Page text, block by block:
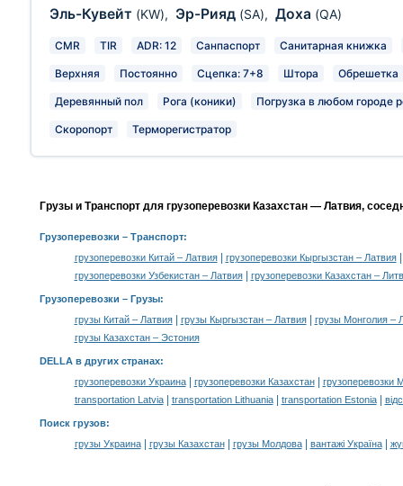
Эль-Кувейт (KW), Эр-Рияд (SA), Доха (QA)
CMR TIR ADR: 12 Санпаспорт Санитарная книжка
Верхняя Постоянно Сцепка: 7+8 Штора Обрешетка
Деревянный пол Рога (коники) Погрузка в любом городе
Скоропорт Терморегистратор
Грузы и Транспорт для грузоперевозки Казахстан — Латвия,
Грузоперевозки – Транспорт:
грузоперевозки Китай – Латвия| грузоперевозки Кыргызстан – Латвия
грузоперевозки Узбекистан – Латвия| грузоперевозки Казахстан –
Грузоперевозки – Грузы:
грузы Китай – Латвия| грузы Кыргызстан – Латвия|
грузы Монголия –
грузы Казахстан – Эстония
DELLA в других странах:
грузоперевозки Украина| грузоперевозки Казахстан|
грузоперевозки
transportation Latvia| transportation Lithuania| transportation Estonia|
Поиск грузов:
грузы Украина| грузы Казахстан| грузы Молдова| вантажі Україна|